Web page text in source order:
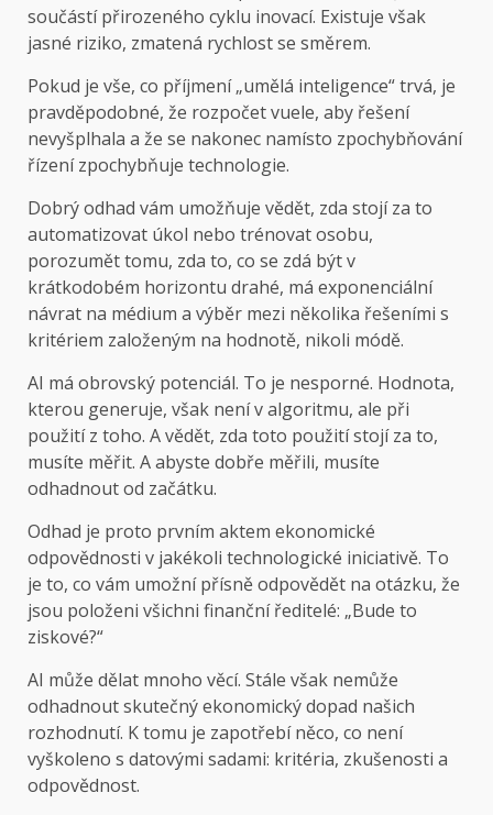
součástí přirozeného cyklu inovací. Existuje však
jasné riziko, zmatená rychlost se směrem.
Pokud je vše, co příjmení „umělá inteligence“ trvá, je
pravděpodobné, že rozpočet vuele, aby řešení
nevyšplhala a že se nakonec namísto zpochybňování
řízení zpochybňuje technologie.
Dobrý odhad vám umožňuje vědět, zda stojí za to
automatizovat úkol nebo trénovat osobu,
porozumět tomu, zda to, co se zdá být v
krátkodobém horizontu drahé, má exponenciální
návrat na médium a výběr mezi několika řešeními s
kritériem založeným na hodnotě, nikoli módě.
AI má obrovský potenciál. To je nesporné. Hodnota,
kterou generuje, však není v algoritmu, ale při
použití z toho. A vědět, zda toto použití stojí za to,
musíte měřit. A abyste dobře měřili, musíte
odhadnout od začátku.
Odhad je proto prvním aktem ekonomické
odpovědnosti v jakékoli technologické iniciativě. To
je to, co vám umožní přísně odpovědět na otázku, že
jsou položeni všichni finanční ředitelé: „Bude to
ziskové?“
AI může dělat mnoho věcí. Stále však nemůže
odhadnout skutečný ekonomický dopad našich
rozhodnutí. K tomu je zapotřebí něco, co není
vyškoleno s datovými sadami: kritéria, zkušenosti a
odpovědnost.